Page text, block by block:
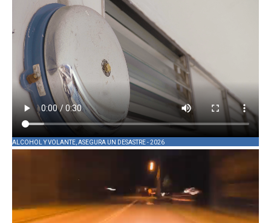
ALCOHOL Y VOLANTE, ASEGURA UN DESASTRE - 2026